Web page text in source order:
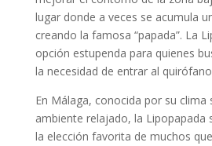
lugar donde a veces se acumula
creando la famosa “papada”. La
opción estupenda para quienes
la necesidad de entrar al
En Málaga, conocida por su clima
ambiente relajado, la Lipopapada
la elección favorita de muchos